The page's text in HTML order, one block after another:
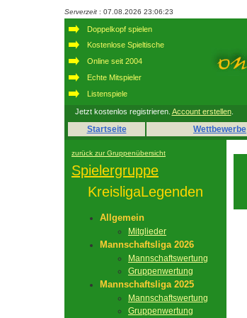
Serverzeit : 07.08.2026 23:06:23
Doppelkopf spielen
Kostenlose Spieltische
Online seit 2004
Echte Mitspieler
Listenspiele
Jetzt kostenlos registrieren. Account erstellen.
Startseite Wettbewerbe
zurück zur Gruppenübersicht
Spielergruppe
KreisligaLegenden
Allgemein
Mitglieder
Mannschaftsliga 2026
Mannschaftswertung
Gruppenwertung
Mannschaftsliga 2025
Mannschaftswertung
Gruppenwertung